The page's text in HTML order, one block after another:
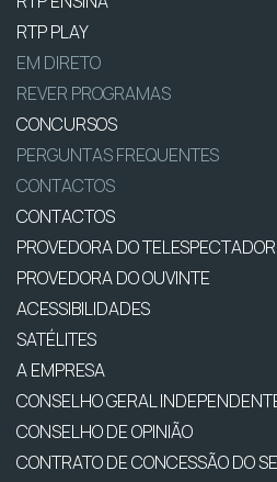
RTP PLAY
EM DIRETO
REVER PROGRAMAS
CONCURSOS
PERGUNTAS FREQUENTES
CONTACTOS
CONTACTOS
PROVEDORA DO TELESPECTADOR
PROVEDORA DO OUVINTE
ACESSIBILIDADES
SATÉLITES
A EMPRESA
CONSELHO GERAL
CONSELHO DE OPINIÃO
CONTRATO DE CONCESSÃO DO